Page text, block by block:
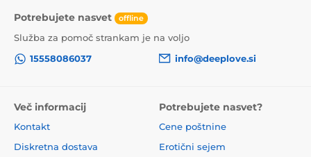
Potrebujete nasvet offline
Služba za pomoč strankam je na voljo
15558086037
info@deeplove.si
Več informacij
Kontakt
Diskretna dostava
Potrebujete nasvet?
Cene poštnine
Erotični sejem